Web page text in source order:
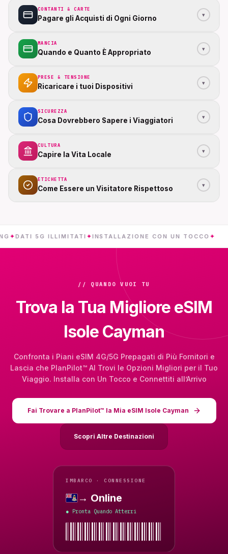
CONTANTI & CARTE
Pagare gli Acquisti di Ogni Giorno ▾
MANCIA
Quando e Quanto È Appropriato ▾
PRESE & TENSIONE
Ricaricare i tuoi Dispositivi ▾
SICUREZZA
Cosa Dovrebbero Sapere i Viaggiatori ▾
CULTURA
Capire la Vita Locale ▾
ETICHETTA
Come Essere un Visitatore Rispettoso ▾
5G ILLIMITATI✦INSTALLAZIONE CON UN TOCCO✦
// QUANDO VUOI TU
Trova la Tua Migliore eSIM
Isole Cayman
Confronta i Piani eSIM 4G/5G Prepagati di Più Fornitori e
Lascia che PlanPilot™ AI Trovi le Opzioni Migliori per il Tuo
Viaggio. Installa con Un Tocco e Connettiti all’Arrivo
Fai Trovare a PlanPilot™ la Mia eSIM Isole Cayman
Scopri Altre Destinazioni
IMBARCO · CONNESSIONE
Isole Cayman
→ Online
● Pronta Quando Atterri